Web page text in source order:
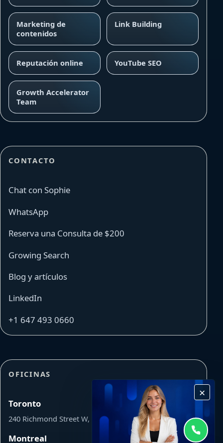
Marketing de
contenidos
Link Building
Reputación online YouTube SEO
Growth Accelerator
Team
CONTACTO
Chat con Sophie
WhatsApp
Reserva una Consulta de $200
Growing Search
Blog y artículos
LinkedIn
+1 647 493 0660
OFICINAS
Toronto
240 Richmond Street W, Toronto, ON Canada M5V 1V6
Montreal
×